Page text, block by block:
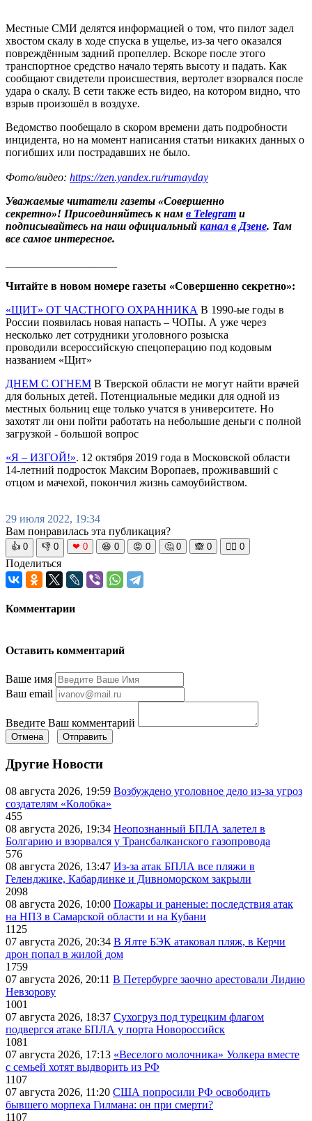
Местные СМИ делятся информацией о том, что пилот задел
хвостом скалу в ходе спуска в ущелье, из-за чего оказался
повреждённым задний пропеллер. Вскоре после этого
транспортное средство начало терять высоту и падать. Как
сообщают свидетели происшествия, вертолет взорвался после
удара о скалу. В сети также есть видео, на котором видно, что
взрыв произошёл в воздухе.
Ведомство пообещало в скором времени дать подробности
инцидента, но на момент написания статьи никаких данных о
погибших или пострадавших не было.
Фото/видео: https://zen.yandex.ru/rumayday
Уважаемые читатели газеты «Совершенно
секретно»! Присоединяйтесь к нам в Telegram и
подписывайтесь на наш официальный канал в Дзене. Там
все самое интересное.
Читайте в новом номере газеты «Совершенно секретно»:
«ЩИТ» ОТ ЧАСТНОГО ОХРАННИКА В 1990-ые годы в
России появилась новая напасть – ЧОПы. А уже через
несколько лет сотрудники уголовного розыска
проводили всероссийскую спецоперацию под кодовым
названием «Щит»
ДНЕМ С ОГНЕМ В Тверской области не могут найти врачей
для больных детей. Потенциальные медики для одной из
местных больниц еще только учатся в университете. Но
захотят ли они пойти работать на небольшие деньги с полной
загрузкой - большой вопрос
«Я – ИЗГОЙ!». 12 октября 2019 года в Московской области
14-летний подросток Максим Воропаев, проживавший с
отцом и мачехой, покончил жизнь самоубийством.
29 июля 2022, 19:34
Вам понравилась эта публикация?
👍 0 👎 0 ❤ 0 😆 0 😡 0 🤔 0 🙈 0 🧘‍♀️ 0
Поделиться
Комментарии
Оставить комментарий
Ваше имя
Ваш email
Введите Ваш комментарий
Отмена Отправить
Другие Новости
08 августа 2026, 19:59 Возбуждено уголовное дело из-за угроз
создателям «Колобка»
455
08 августа 2026, 19:34 Неопознанный БПЛА залетел в
Болгарию и взорвался у Трансбалканского газопровода
576
08 августа 2026, 13:47 Из-за атак БПЛА все пляжи в
Геленджике, Кабардинке и Дивноморском закрыли
2098
08 августа 2026, 10:00 Пожары и раненые: последствия атак
на НПЗ в Самарской области и на Кубани
1125
07 августа 2026, 20:34 В Ялте БЭК атаковал пляж, в Керчи
дрон попал в жилой дом
1759
07 августа 2026, 20:11 В Петербурге заочно арестовали Лидию
Невзорову
1001
07 августа 2026, 18:37 Сухогруз под турецким флагом
подвергся атаке БПЛА у порта Новороссийск
1081
07 августа 2026, 17:13 «Веселого молочника» Уолкера вместе
с семьей хотят выдворить из РФ
1107
07 августа 2026, 11:20 США попросили РФ освободить
бывшего морпеха Гилмана: он при смерти?
1107